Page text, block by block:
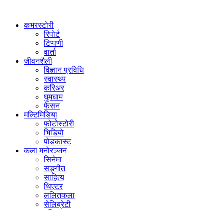
कभरस्टोरी
रिपोर्ट
टिप्पणी
वार्ता
जीवनशैली
विज्ञान प्रविधि
स्वास्थ्य
करिअर
घुमघाम
फेसन
मल्टिमिडिया
फोटोस्टोरी
भिडियो
पोडकास्ट
कला मनोरञ्जन
सिनेमा
सङ्गीत
साहित्य
थिएटर
ललितकला
सेलिब्रेटी